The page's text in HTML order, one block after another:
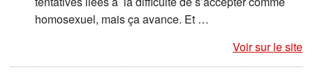
homosexuel, mais ça avance. Et …
Voir sur le site